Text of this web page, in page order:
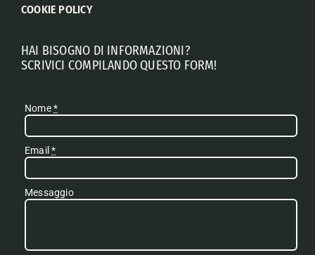
COOKIE POLICY
HAI BISOGNO DI INFORMAZIONI?
SCRIVICI COMPILANDO QUESTO FORM!
Nome*
Email*
Messaggio